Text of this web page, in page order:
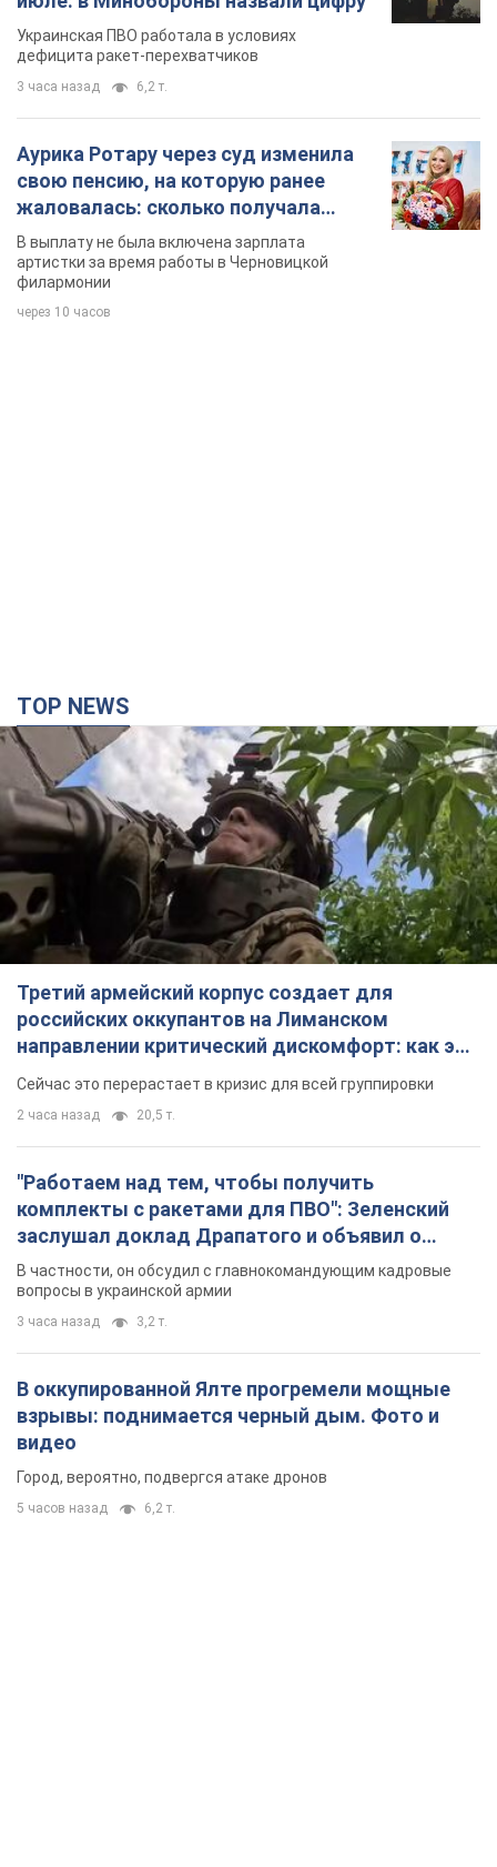
певица
артистки за время работы в Черновицкой
филармонии
через 10 часов
Третий армейский корпус создает для
российских оккупантов на Лиманском
направлении критический дискомфорт: как это
удалось
Сейчас это перерастает в кризис для всей группировки
2 часа назад 20,5 т.
"Работаем над тем, чтобы получить
комплекты с ракетами для ПВО": Зеленский
заслушал доклад Драпатого и объявил о
новых мерах
В частности, он обсудил с главнокомандующим кадровые
В оккупированной Ялте прогремели мощные
взрывы: поднимается черный дым. Фото и
видео
5 часов назад 6,2 т.